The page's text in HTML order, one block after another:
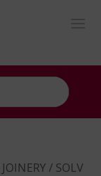
JOINERY/ SOLV